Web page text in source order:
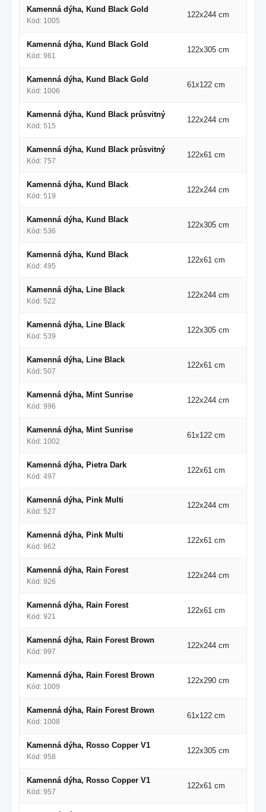
Kamenná dýha, Kund Black Gold
Kód: 1005
122x244 cm
Kamenná dýha, Kund Black Gold
Kód: 961
122x305 cm
Kamenná dýha, Kund Black Gold
Kód: 1006
61x122 cm
Kamenná dýha, Kund Black průsvitný
Kód: 515
122x244 cm
Kamenná dýha, Kund Black průsvitný
Kód: 757
122x61 cm
Kamenná dýha, Kund Black
Kód: 519
122x244 cm
Kamenná dýha, Kund Black
Kód: 536
122x305 cm
Kamenná dýha, Kund Black
Kód: 495
122x61 cm
Kamenná dýha, Line Black
Kód: 522
122x244 cm
Kamenná dýha, Line Black
Kód: 539
122x305 cm
Kamenná dýha, Line Black
Kód: 507
122x61 cm
Kamenná dýha, Mint Sunrise
Kód: 996
122x244 cm
Kamenná dýha, Mint Sunrise
Kód: 1002
61x122 cm
Kamenná dýha, Pietra Dark
Kód: 497
122x61 cm
Kamenná dýha, Pink Multi
Kód: 527
122x244 cm
Kamenná dýha, Pink Multi
Kód: 962
122x61 cm
Kamenná dýha, Rain Forest
Kód: 926
122x244 cm
Kamenná dýha, Rain Forest
Kód: 921
122x61 cm
Kamenná dýha, Rain Forest Brown
Kód: 997
122x244 cm
Kamenná dýha, Rain Forest Brown
Kód: 1009
122x290 cm
Kamenná dýha, Rain Forest Brown
Kód: 1008
61x122 cm
Kamenná dýha, Rosso Copper V1
Kód: 958
122x305 cm
Kamenná dýha, Rosso Copper V1
Kód: 957
122x61 cm